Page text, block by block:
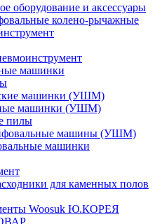
оборудование и аксессуары
колено-рычажные
машинки
машинки (УШМ)
машинки (УШМ)
пилы
машины (УШМ)
машинки
для каменных полов
Woosuk Ю.КОРЕЯ